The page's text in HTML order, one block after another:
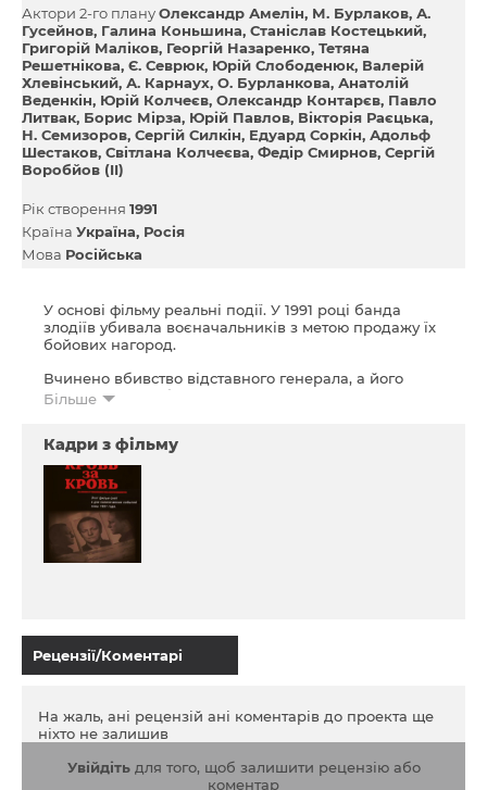
Актори 2-го плануОлександр Амелін М. Бурлаков А.
Гусейнов Галина Коньшина Станіслав Костецький
Григорій Маліков Георгій Назаренко Тетяна
Решетнікова Є. Севрюк Юрій Слободенюк Валерій
Хлевінський А. Карнаух О. Бурланкова Анатолій
Веденкін Юрій Колчеєв Олександр Контарєв Павло
Литвак Борис Мірза Юрій Павлов Вікторія Раєцька
Н. Семизоров Сергій Силкін Едуард Соркін Адольф
Шестаков Світлана Колчеєва Федір Смирнов Сергій
Воробйов (II)
Рік створення 1991
Країна Україна Росія
Мова Російська
У основі фільму реальні події. У 1991 році банда
злодіїв убивала воєначальників з метою продажу їх
бойових нагород.
Вчинено вбивство відставного генерала, а його
квартира пограбована. Майор міліції Таганцев
переграти сищика. Групі Таганцева доводиться
ґрунтовно попрацювати, щоб зловити рецидивіста в
Ялті...
Більше
Кадри з фільму
Рецензії/Коментарі
На жаль, ані рецензій ані коментарів до проекта ще
ніхто не залишив
Увійдітьдля того, щоб залишити рецензію або
коментар